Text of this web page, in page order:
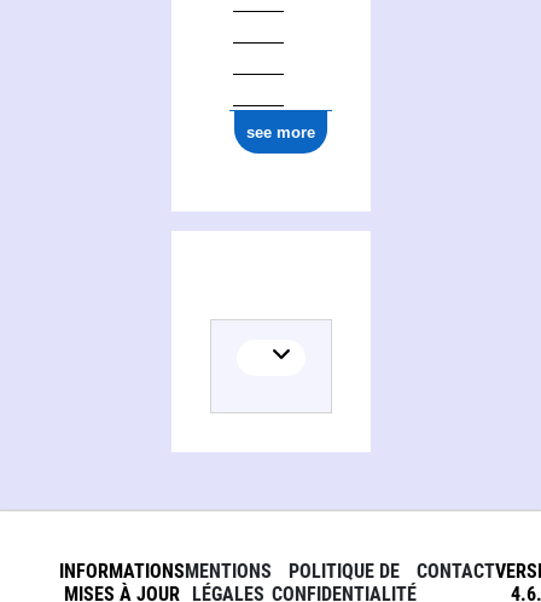
see more
INFORMATIONS
MISES À JOUR
MENTIONS
LÉGALES
POLITIQUE DE
CONFIDENTIALITÉ
CONTACT